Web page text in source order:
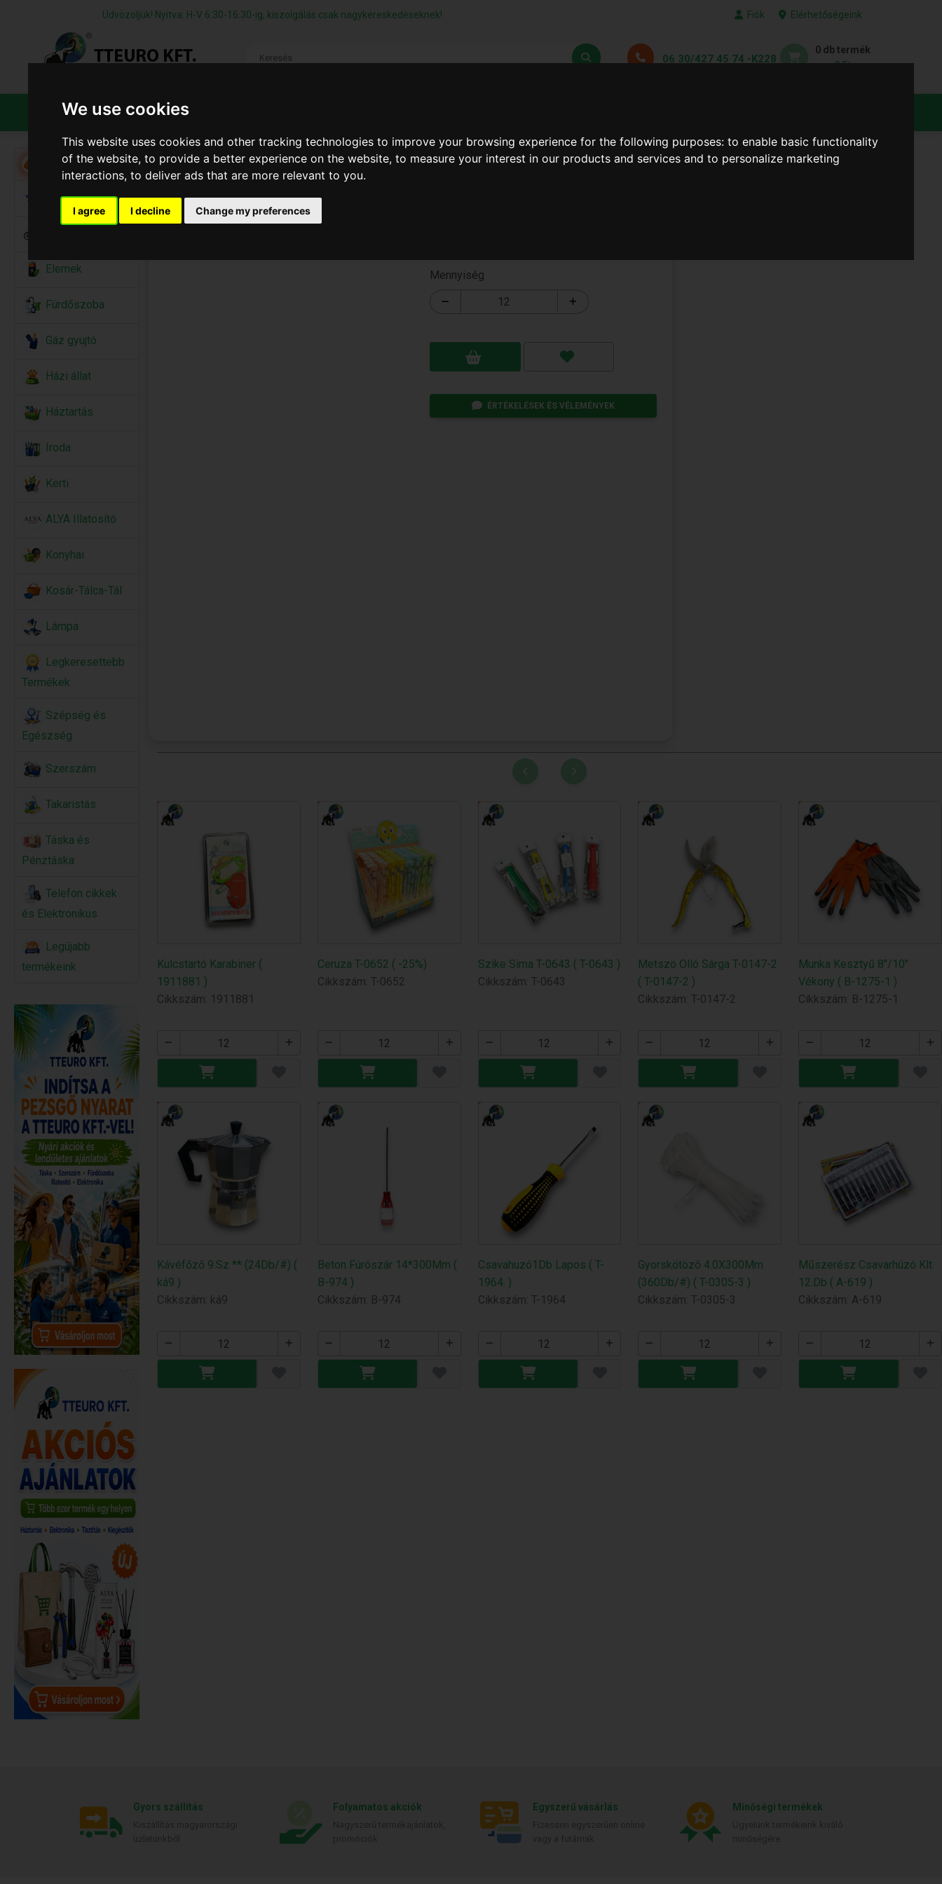
We use cookies
This website uses cookies and other tracking technologies to improve your browsing experience for the following purposes:to enable basic functionality
of the website,to provide a better experience on the website,to measure your interest in our products and services and to personalize marketing
interactions,to deliver ads that are more relevant to you.
I agree I decline Change my preferences
Üdvözöljük! Nyitva: H-V 6:30-16:30-ig, kiszolgálás csak nagykereskedéseknek! Fiók Elérhetőségeink
06 30/427 45 74 -K228
0 db termék
0 Ft
TERMÉKEK
Akció
Alkalmi Kellékek
Elemek
Fürdőszoba
Gáz gyujtó
Házi állat
Háztartás
Iroda
Kerti
ALYA Illatosító
Konyhai
Kosár-Tálca-Tál
Lámpa
Legkeresettebb
Termékek
Szépség és
Egészség
Szerszám
Takaristás
Táska és
Pénztáska
Telefon cikkek
és Elektronikus
Legújabb
termékeink
Mennyiség
ÉRTÉKELÉSEK ÉS VÉLEMÉNYEK
Kulcstartó Karabiner (
1911881 )
Cikkszám: 1911881
Ceruza T-0652 ( -25%)
Cikkszám: T-0652
Szike Sima T-0643 ( T-0643 )
Cikkszám: T-0643
Metszö Olló Sárga T-0147-2
( T-0147-2 )
Cikkszám: T-0147-2
Munka Kesztyű 8"/10"
Vékony ( B-1275-1 )
Cikkszám: B-1275-1
Kávéfőző 9.Sz ** (24Db/#) (
ká9 )
Cikkszám: ká9
Beton Fúrószár 14*300Mm (
B-974 )
Cikkszám: B-974
Csavahuzó1Db Lapos ( T-
1964. )
Cikkszám: T-1964
Gyorskötöző 4.0X300Mm
(360Db/#) ( T-0305-3 )
Cikkszám: T-0305-3
Műszerész Csavarhúzó Klt
12.Db ( A-619 )
Cikkszám: A-619
Gyors szállítás Folyamatos akciók Egyszerű vásárlás Minőségi termékek